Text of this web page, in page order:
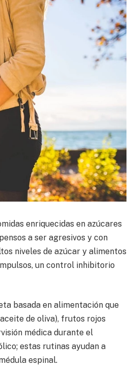
enriquecidas en azúcares
a ser agresivos y con
niveles de azúcar y alimentos
un control inhibitorio
basada en alimentación que
de oliva), frutos rojos
médica durante el
estas rutinas ayudan a
espinal.